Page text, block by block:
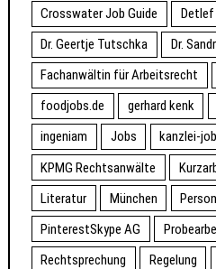
Crosswater Job Guide
Detlef
Dr. Geertje Tutschka
Dr.
Fachanwältin für Arbeitsrecht
foodjobs.de
gerhard kenk
ingeniam
Jobs kanzlei-job
KPMG Rechtsanwälte
Literatur
München
PinterestSkype AG
Rechtsprechung
Regelung